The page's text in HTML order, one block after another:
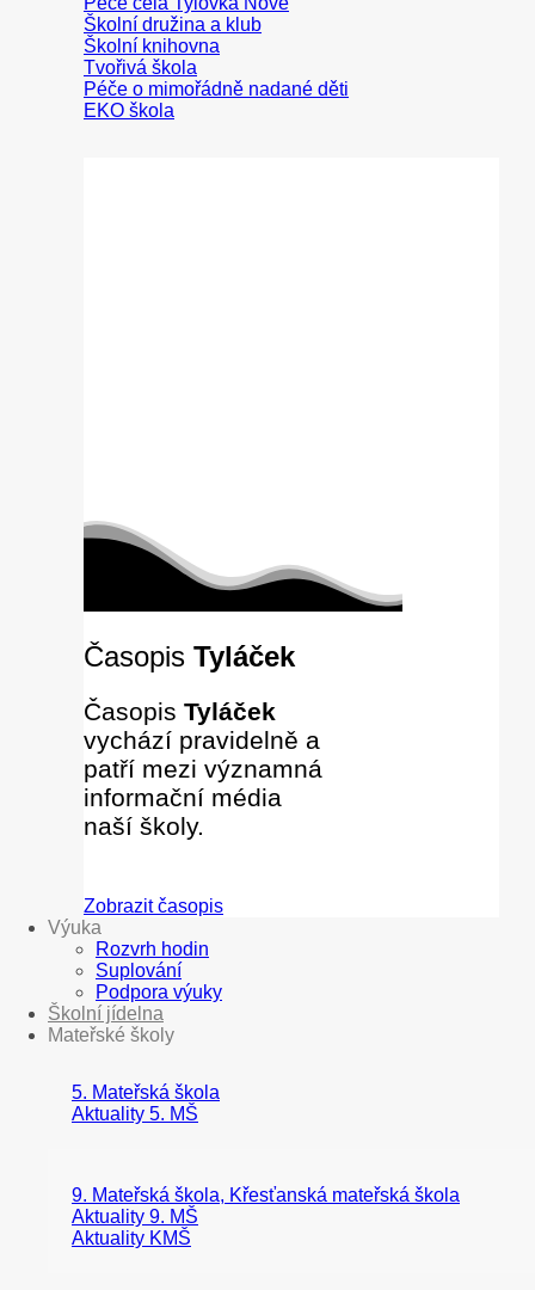
Školní družina a klub
Školní knihovna
Tvořivá škola
Péče o mimořádně nadané děti
EKO škola
Časopis Tyláček
Časopis Tyláček
vychází pravidelně a
patří mezi významná
informační média
naší školy.
Zobrazit časopis
Výuka
Rozvrh hodin
Suplování
Podpora výuky
Školní jídelna
Mateřské školy
5. Mateřská škola
Aktuality 5. MŠ
9. Mateřská škola, Křesťanská mateřská škola
Aktuality 9. MŠ
Aktuality KMŠ